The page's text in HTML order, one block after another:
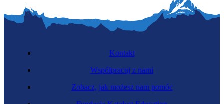
Ergonomistka
Kontakt
Współpracuj z nami
Zobacz, jak możesz nam pomóc